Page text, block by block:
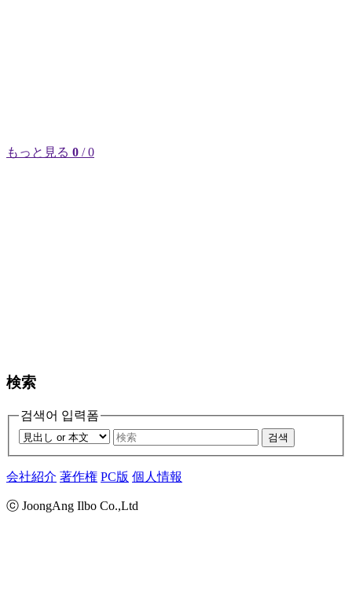
もっと見る 0 / 0
検索
검색어 입력폼
검색
会社紹介 著作権 PC版 個人情報
ⓒ JoongAng Ilbo Co.,Ltd